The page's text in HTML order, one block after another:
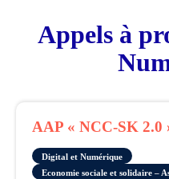
Appels à
AAP « NCC-SK 2.0
Digital et Numérique
Economie sociale et solidaire –